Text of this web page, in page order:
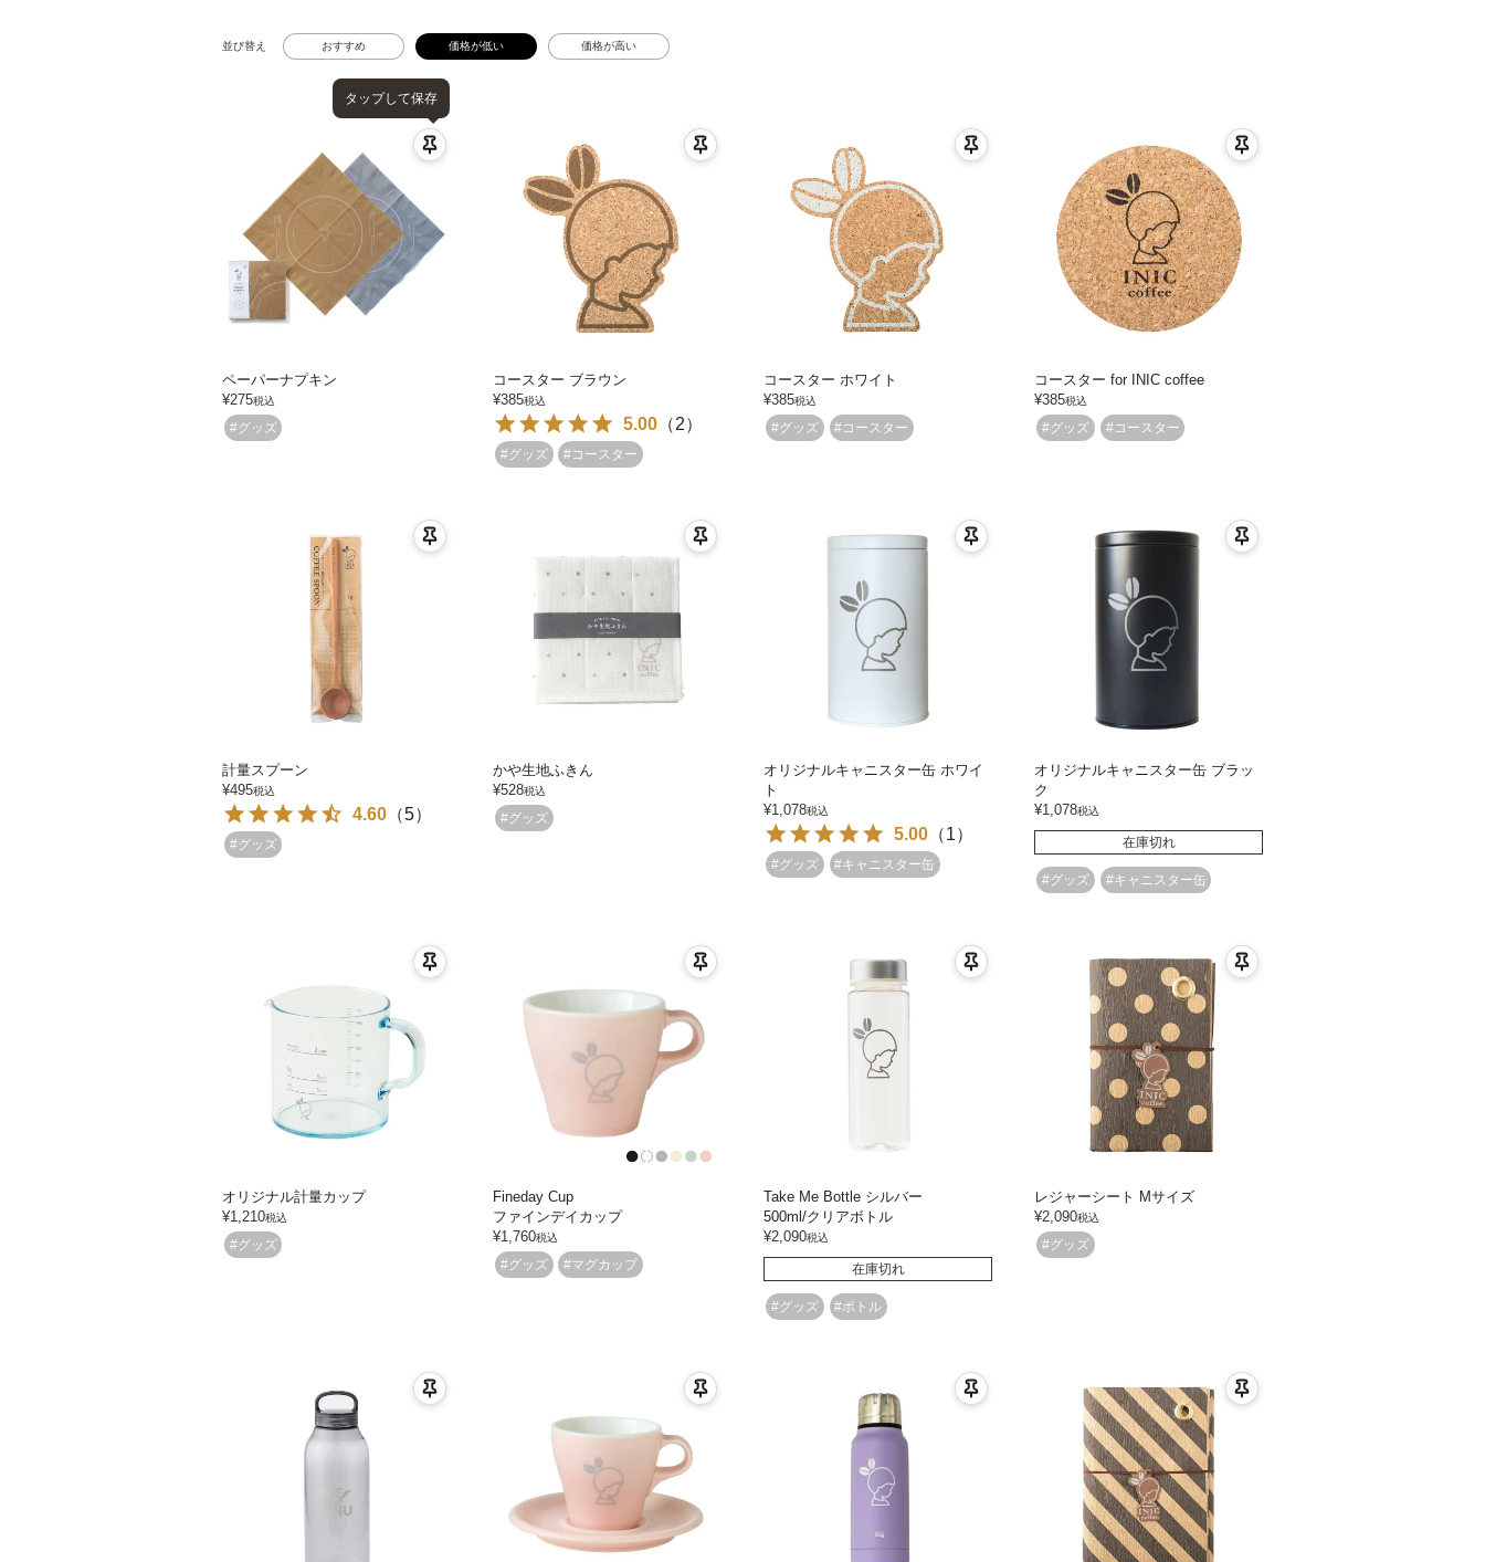
並び替え おすすめ 価格が低い 価格が高い
タップして保存
ペーパーナプキン
¥275税込
#グッズ
コースター ブラウン
¥385税込
5.00（2）
#グッズ #コースター
コースター ホワイト
¥385税込
#グッズ #コースター
コースター for INIC coffee
¥385税込
#グッズ #コースター
計量スプーン
¥495税込
4.60（5）
#グッズ
かや生地ふきん
¥528税込
#グッズ
オリジナルキャニスター缶 ホワイ
ト
¥1,078税込
5.00（1）
#グッズ #キャニスター缶
オリジナルキャニスター缶 ブラッ
ク
¥1,078税込
在庫切れ
#グッズ #キャニスター缶
オリジナル計量カップ
¥1,210税込
#グッズ
Fineday Cup
ファインデイカップ
¥1,760税込
#グッズ #マグカップ
Take Me Bottle シルバー
500ml/クリアボトル
¥2,090税込
在庫切れ
#グッズ #ボトル
レジャーシート Mサイズ
¥2,090税込
#グッズ